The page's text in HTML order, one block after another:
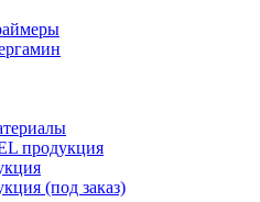
продукция
(под заказ)